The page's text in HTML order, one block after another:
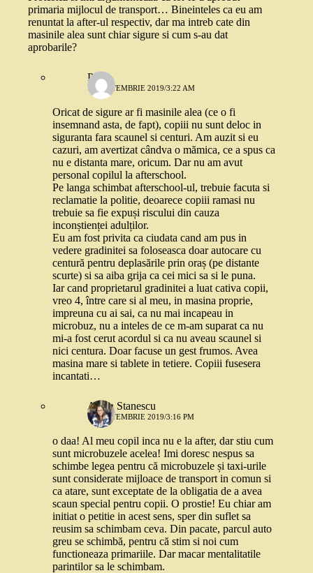
primaria mijlocul de transport… Bineinteles ca eu am
renuntat la after-ul respectiv, dar ma intreb cate din
masinile alea sunt chiar sigure si cum s-au dat
aprobarile?
Paula
12 SEPTEMBRIE 2019/3:22 AM
Oricat de sigure ar fi masinile alea (ce o fi
insemnand asta, de fapt), copiii nu sunt deloc in
siguranta fara scaunel si centuri. Am auzit si eu
cazuri, am avertizat cândva o mămica, ce a spus ca
nu e distanta mare, oricum. Dar nu am avut
personal copilul la afterschool.
Pe langa schimbat afterschool-ul, trebuie facuta si
reclamatie la politie, deoarece copiii ramasi nu
trebuie sa fie expuși riscului din cauza
inconștienței adulților.
Eu am fost privita ca ciudata cand am pus in
vedere gradinitei sa foloseasca doar autocare cu
centură pentru deplasările prin oraș (pe distante
scurte) si sa aiba grija ca cei mici sa si le puna.
Iar cand proprietarul gradinitei a luat cativa copii,
vreo 4, între care si al meu, in masina proprie,
impreuna cu ai sai, ca nu mai incapeau in
microbuz, nu a inteles de ce m-am suparat ca nu
mi-a fost cerut acordul si ca nu aveau scaunel si
nici centura. Doar facuse un gest frumos. Avea
masina mare si tablete in tetiere. Copiii fusesera
incantati…
Alexa Stanescu
17 SEPTEMBRIE 2019/3:16 PM
o daa! Al meu copil inca nu e la after, dar stiu cum
sunt microbuzele acelea! Imi doresc nespus sa
schimbe legea pentru că microbuzele și taxi-urile
sunt considerate mijloace de transport in comun si
ca atare, sunt exceptate de la obligatia de a avea
scaun special pentru copii. O prostie! Eu chiar am
initiat o petitie in acest sens, sper din suflet sa
reusim sa schimbam ceva. Din pacate, parcul auto
greu se schimbă, pentru că stim si noi cum
functioneaza primariile. Dar macar mentalitatile
parintilor sa le schimbam.